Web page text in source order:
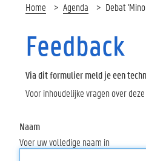
Home Agenda Debat
Feedback
Via dit formulier meld je een
Voor inhoudelijke vragen over
Naam
Voer uw volledige naam in